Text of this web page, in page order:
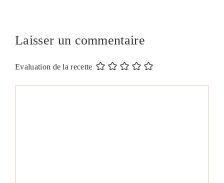
Laisser un commentaire
Evaluation de la recette